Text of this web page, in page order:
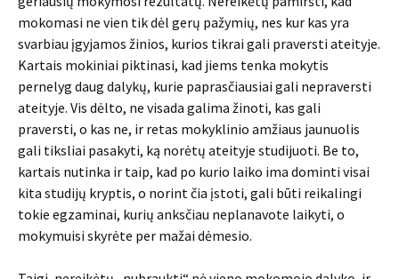
mokomasi ne vien tik dėl gerų pažymių, nes kur kas yra
svarbiau įgyjamos žinios, kurios tikrai gali praversti ateityje.
Kartais mokiniai piktinasi, kad jiems tenka mokytis
pernelyg daug dalykų, kurie paprasčiausiai gali nepraversti
ateityje. Vis dėlto, ne visada galima žinoti, kas gali
praversti, o kas ne, ir retas mokyklinio amžiaus jaunuolis
gali tiksliai pasakyti, ką norėtų ateityje studijuoti. Be to,
kartais nutinka ir taip, kad po kurio laiko ima dominti visai
kita studijų kryptis, o norint čia įstoti, gali būti reikalingi
tokie egzaminai, kurių anksčiau neplanavote laikyti, o
mokymuisi skyrėte per mažai dėmesio.